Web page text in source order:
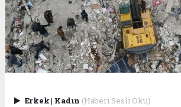
Erkek| Kadın (Haberi Sesli Oku)